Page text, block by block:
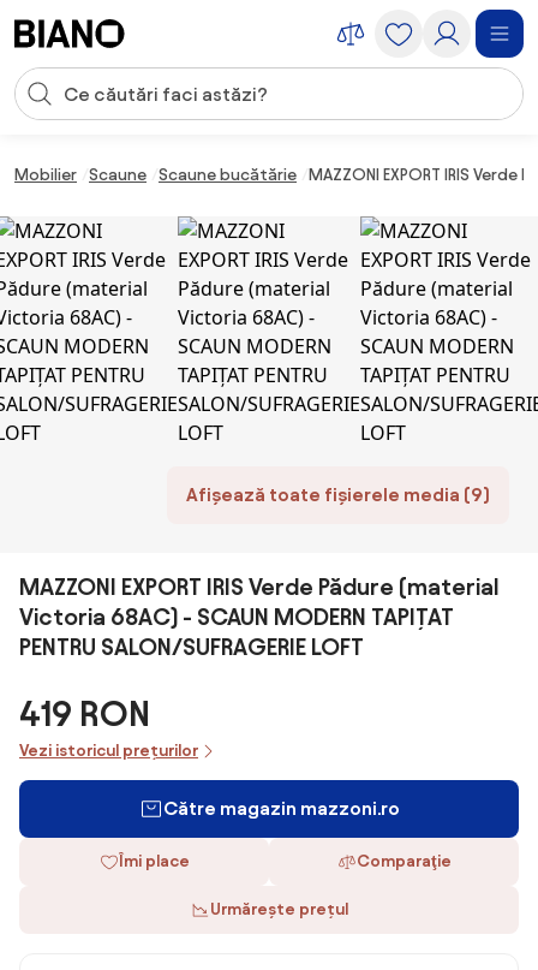
Introducerea căutării
Mobilier Scaune Scaune bucătărie MAZZONI EXPORT IRIS Verde
Afișează toate fișierele media (9)
MAZZONI EXPORT IRIS Verde Pădure (material
Victoria 68AC) - SCAUN MODERN TAPIȚAT
PENTRU SALON/SUFRAGERIE LOFT
419 RON
Vezi istoricul prețurilor
Către magazin mazzoni.ro
Îmi place Comparaţie
Urmărește prețul